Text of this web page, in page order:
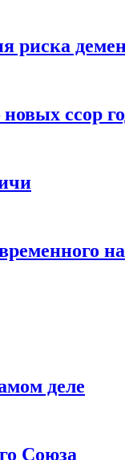
риска
ссор
деле
Союза